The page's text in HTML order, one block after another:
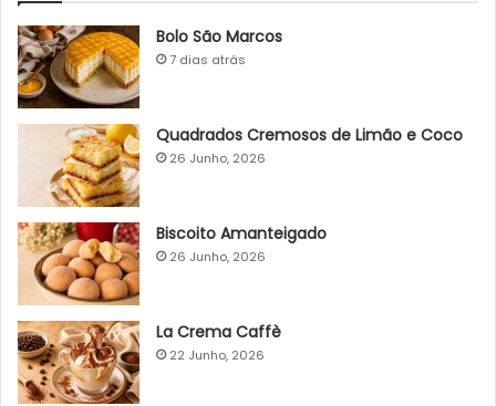
Bolo São Marcos
7 dias atrás
Quadrados Cremosos de Limão e Coco
26 Junho, 2026
Biscoito Amanteigado
26 Junho, 2026
La Crema Caffè
22 Junho, 2026